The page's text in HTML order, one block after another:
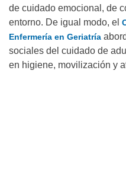
de cuidado emocional, de
entorno. De igual modo, el
Enfermería en Geriatría
sociales del cuidado de
en higiene, movilización y